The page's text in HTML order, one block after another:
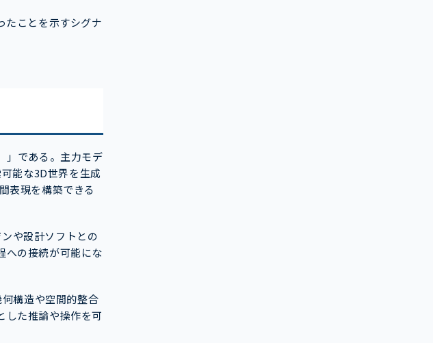
たことを示すシグナ
」である。主力モデ
能な3D世界を生成
表現を構築できる
や設計ソフトとの
への接続が可能にな
構造や空間的整合
した推論や操作を可